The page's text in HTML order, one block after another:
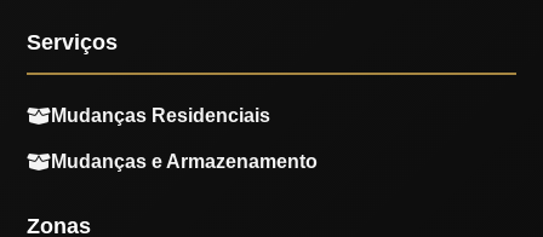
Serviços
Mudanças Residenciais
Mudanças e Armazenamento
Zonas